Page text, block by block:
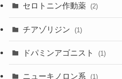
セロトニン作動薬 (2)
チアゾリジン (1)
ドパミンアゴニスト (1)
ニューキノロン系 (1)